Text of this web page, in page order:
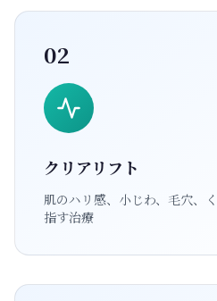
02
クリアリフト
肌のハリ感、小じわ、毛穴、
指す治療